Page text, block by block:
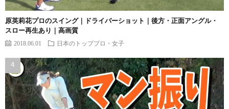
原英莉花プロのスイング｜ドライバーショット｜後方・正面アングル・
スロー再生あり｜高画質
2018.06.01 日本のトッププロ・女子